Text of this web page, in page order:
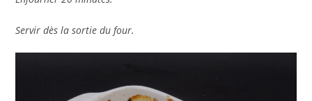
Servir dès la sortie du four.